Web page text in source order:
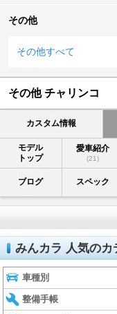
その他
その他すべて
その他 チャリンコ
カスタム情報
モデル
トップ
愛車紹介
(21)
ブログ スペック
みんカラ 人気のカ
車種別
整備手帳